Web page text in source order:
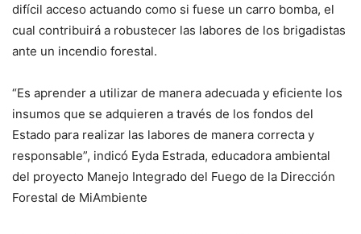
difícil acceso actuando como si fuese un carro bomba, el
cual contribuirá a robustecer las labores de los brigadistas
ante un incendio forestal.
“Es aprender a utilizar de manera adecuada y eficiente los
insumos que se adquieren a través de los fondos del
Estado para realizar las labores de manera correcta y
responsable”, indicó Eyda Estrada, educadora ambiental
del proyecto Manejo Integrado del Fuego de la Dirección
Forestal de MiAmbiente